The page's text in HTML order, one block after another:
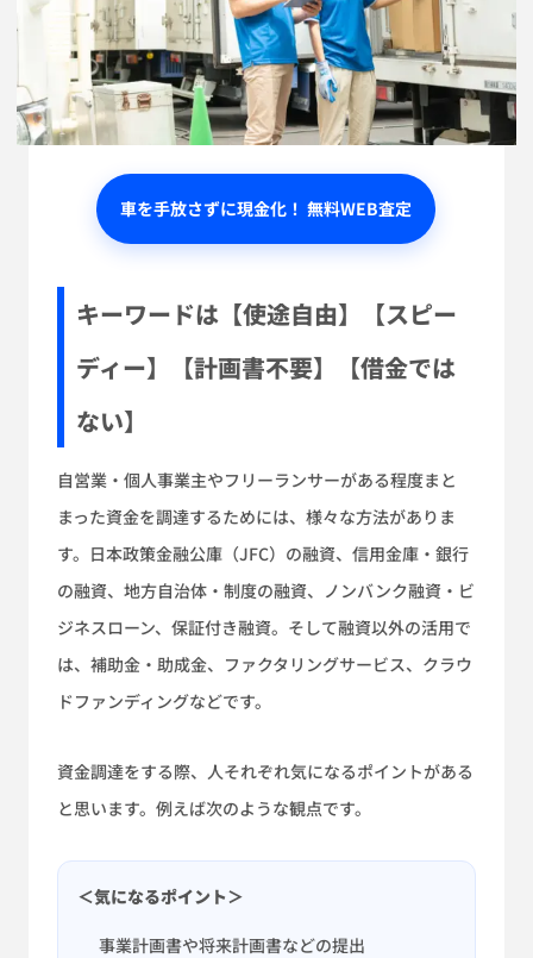
車を手放さずに現金化！ 無料WEB査定
キーワードは【使途自由】【スピー
ディー】【計画書不要】【借金では
ない】
自営業・個人事業主やフリーランサーがある程度まと
まった資金を調達するためには、様々な方法がありま
す。日本政策金融公庫（JFC）の融資、信用金庫・銀行
の融資、地方自治体・制度の融資、ノンバンク融資・ビ
ジネスローン、保証付き融資。そして融資以外の活用で
は、補助金・助成金、ファクタリングサービス、クラウ
ドファンディングなどです。
資金調達をする際、人それぞれ気になるポイントがある
と思います。例えば次のような観点です。
＜気になるポイント＞
事業計画書や将来計画書などの提出